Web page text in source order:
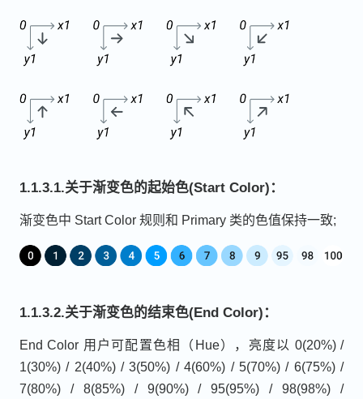
1.1.3.1.关于渐变色的起始色(Start Color)：
渐变色中 Start Color 规则和 Primary 类的色值保持一致;
1.1.3.2.关于渐变色的结束色(End Color)：
End Color 用户可配置色相（Hue），亮度以 0(20%) /
1(30%) / 2(40%) / 3(50%) / 4(60%) / 5(70%) / 6(75%) /
7(80%) / 8(85%) / 9(90%) / 95(95%) / 98(98%) /